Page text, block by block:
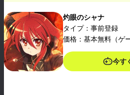
灼眼のシャナ
タイプ：事前登録
価格：基本無料（ゲ
今す